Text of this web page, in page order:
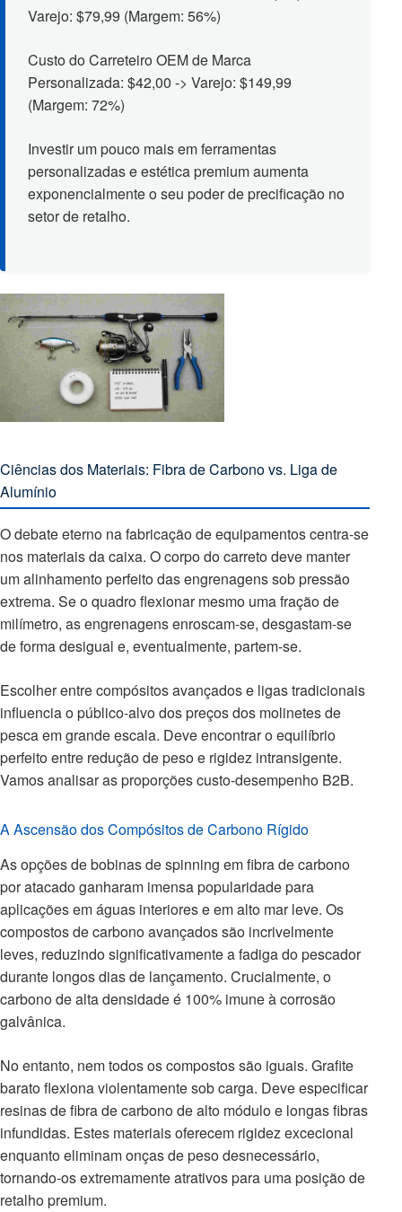
Varejo: $79,99 (Margem: 56%)
Custo do Carreteiro OEM de Marca
Personalizada: $42,00 -> Varejo: $149,99
(Margem: 72%)
Investir um pouco mais em ferramentas
personalizadas e estética premium aumenta
exponencialmente o seu poder de precificação no
setor de retalho.
Ciências dos Materiais: Fibra de Carbono vs. Liga de
Alumínio
O debate eterno na fabricação de equipamentos centra-se
nos materiais da caixa. O corpo do carreto deve manter
um alinhamento perfeito das engrenagens sob pressão
extrema. Se o quadro flexionar mesmo uma fração de
milímetro, as engrenagens enroscam-se, desgastam-se
de forma desigual e, eventualmente, partem-se.
Escolher entre compósitos avançados e ligas tradicionais
influencia o público-alvo dos preços dos molinetes de
pesca em grande escala. Deve encontrar o equilíbrio
perfeito entre redução de peso e rigidez intransigente.
Vamos analisar as proporções custo-desempenho B2B.
A Ascensão dos Compósitos de Carbono Rígido
As opções de bobinas de spinning em fibra de carbono
por atacado ganharam imensa popularidade para
aplicações em águas interiores e em alto mar leve. Os
compostos de carbono avançados são incrivelmente
leves, reduzindo significativamente a fadiga do pescador
durante longos dias de lançamento. Crucialmente, o
carbono de alta densidade é 100% imune à corrosão
galvânica.
No entanto, nem todos os compostos são iguais. Grafite
barato flexiona violentamente sob carga. Deve especificar
resinas de fibra de carbono de alto módulo e longas fibras
infundidas. Estes materiais oferecem rigidez excecional
enquanto eliminam onças de peso desnecessário,
tornando-os extremamente atrativos para uma posição de
retalho premium.